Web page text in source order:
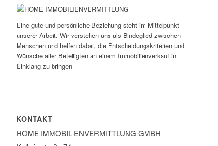
Eine gute und persönliche Beziehung steht im Mittelpunkt
unserer Arbeit. Wir verstehen uns als Bindeglied zwischen
Menschen und helfen dabei, die Entscheidungskriterien und
Wünsche aller Beteiligten an einem Immobilienverkauf in
Einklang zu bringen.
KONTAKT
HOME IMMOBILIEN­VERMITTLUNG GMBH